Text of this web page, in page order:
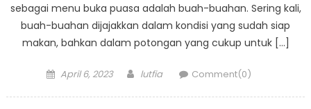
sebagai menu buka puasa adalah buah-buahan. Sering kali,
buah-buahan dijajakkan dalam kondisi yang sudah siap
makan, bahkan dalam potongan yang cukup untuk […]
Posted
April 6, 2023 Author
lutfia Comment(0)